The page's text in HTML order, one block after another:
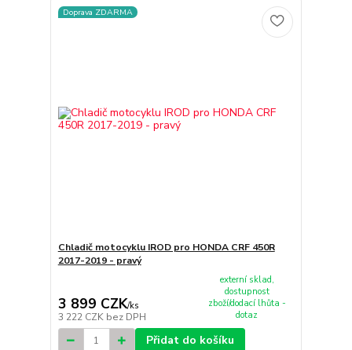
Doprava ZDARMA
Chladič motocyklu IROD pro HONDA CRF 450R
2017-2019 - pravý
3 899 CZK/ks
3 222 CZK bez DPH
externí sklad,
dostupnost
zboží/dodací lhůta -
dotaz
Přidat do košíku